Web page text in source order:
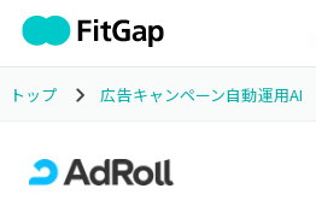
トップ 広告キャンペーン自動運用AI